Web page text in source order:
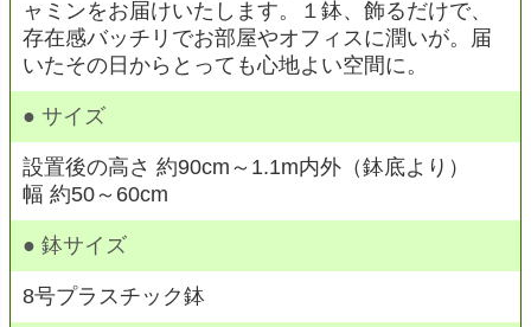
ャミンをお届けいたします。１鉢、飾るだけで、
存在感バッチリでお部屋やオフィスに潤いが。届
いたその日からとっても心地よい空間に。
● サイズ
設置後の高さ 約90cm～1.1m内外（鉢底より）
幅 約50～60cm
● 鉢サイズ
8号プラスチック鉢